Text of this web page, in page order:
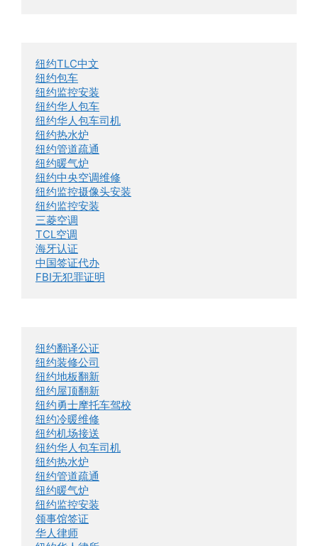
纽约TLC中文
纽约包车
纽约监控安装
纽约华人包车
纽约华人包车司机
纽约热水炉
纽约管道疏通
纽约暖气炉
纽约中央空调维修
纽约监控摄像头安装
纽约监控安装
三菱空调
TCL空调
海牙认证
中国签证代办
FBI无犯罪证明
纽约翻译公证
纽约装修公司
纽约地板翻新
纽约屋顶翻新
纽约勇士摩托车驾校
纽约冷暖维修
纽约机场接送
纽约华人包车司机
纽约热水炉
纽约管道疏通
纽约暖气炉
纽约监控安装
领事馆签证
华人律师